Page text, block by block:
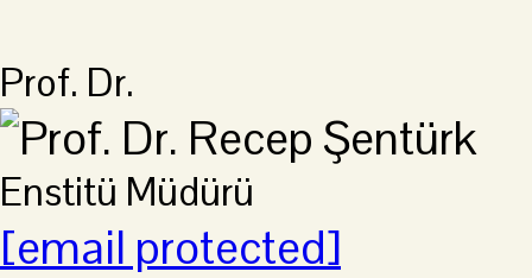
Prof. Dr.
Enstitü Müdürü
[email protected]